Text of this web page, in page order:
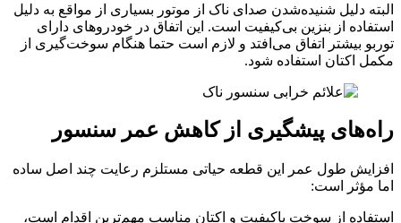
البته دلیل شنیده‌شدن صدای ناک از موتور بسیاری از مواقع به دلیل
استفاده از بنزین بی‌کیفیت است. این اتفاق در خودروهای دارای
توربو بیشتر اتفاق می‌افتد و لازم است حتما هنگام سوخت‌گیری از
مکمل اکتان استفاده شود.
راه‌های پیشگیری از کاهش عمر سنسور
افزایش طول عمر این قطعه حیاتی مستلزم رعایت چند اصل ساده
اما مؤثر است:
استفاده از سوخت باکیفیت و اکتان مناسب مهم‌ترین اقدام است،